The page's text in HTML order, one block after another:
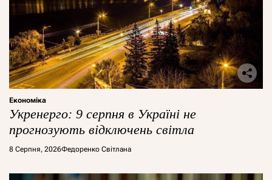
Економіка
Укренерго: 9 серпня в Україні не
прогнозують відключень світла
8 Серпня, 2026Федоренко Світлана